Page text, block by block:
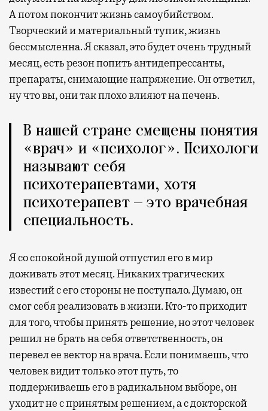
А потом покончит жизнь самоубийством.
Творческий и материальный тупик, жизнь
бессмысленна. Я сказал, это будет очень трудный
месяц, есть резон попить антидепрессанты,
препараты, снимающие напряжение. Он ответил,
ну что вы, они так плохо влияют на печень.
В нашей стране смещены понятия
«врач» и «психолог». Психологи
называют себя
психотерапевтами, хотя
психотерапевт — это врачебная
специальность.
Я со спокойной душой отпустил его в мир
доживать этот месяц. Никаких трагических
известий с его стороны не поступало. Думаю, он
смог себя реализовать в жизни. Кто-то приходит
для того, чтобы принять решение, но этот человек
решил не брать на себя ответственность, он
перевел ее вектор на врача. Если понимаешь, что
человек видит только этот путь, то
поддерживаешь его в радикальном выборе, он
уходит не с принятым решением, а с докторской